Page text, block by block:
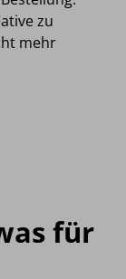
zu
mehr
für